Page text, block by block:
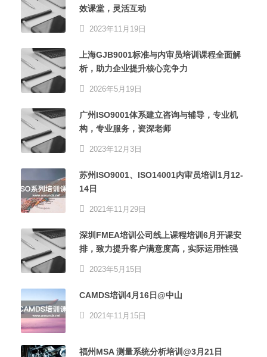
效课堂，灵活互动
2023年11月19日
上海GJB9001标准与内审员培训课程全面解
析，助力企业提升核心竞争力
2026年5月19日
广州ISO9001体系建立咨询与辅导，专业机
构，专业服务，资深老师
2023年12月3日
苏州ISO9001、ISO14001内审员培训1月12-
14日
2021年11月29日
深圳FMEA培训公司线上课程培训6月开课安
排，致力提升客户满意度高，实际运用性强
2023年5月15日
CAMDS培训4月16日@中山
2021年11月15日
福州MSA 测量系统分析培训@3月21日